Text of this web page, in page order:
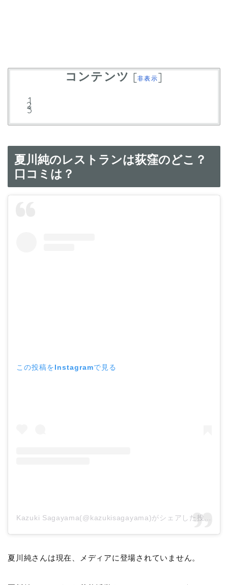
コンテンツ [非表示]
夏川純のレストランは荻窪のどこ？
口コミは？
この投稿をInstagramで見る
夏川純さんは現在、メディアに登場されていません。